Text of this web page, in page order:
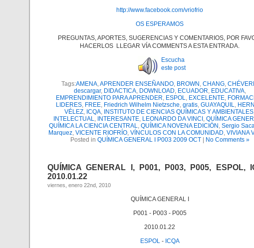
http://www.facebook.com/vriofrio
OS ESPERAMOS
PREGUNTAS, APORTES, SUGERENCIAS Y COMENTARIOS, POR
HACERLOS LLEGAR VÍA COMMENTS A ESTA ENTRADA.
Escucha
este post
Tags:AMENA,APRENDER ENSEÑANDO, BROWN , CHANG,
descargar, DIDACTICA, DOWNLOAD, ECUADOR, EDUCATIVA,
EMPRENDIMIENTO PARA APRENDER, ESPOL, EXCELENTE,
LIDERES, FREE, Friedrich Wilhelm Nietzsche, gratis, GUAYAQUIL,
VÉLEZ, ICQA, INSTITUTO DE CIENCIAS QUÍMICAS Y AMBIENTALES
INTELECTUAL, INTERESANTE, LEONARDO DA VINCI , QUÍMICA
QUÍMICA LA CIENCIA CENTRAL, QUÍMICA NOVENA EDICIÓN , Sergio
Marquez, VICENTE RIOFRÍO, VÍNCULOS CON LA COMUNIDAD, VIVIANA
Posted in QUÍMICA GENERAL I P003 2009 OCT| No Comments »
QUÍMICA GENERAL I, P001, P003, P005, ESPOL,
2010.01.22
viernes, enero 22nd, 2010
QUÍMICA GENERAL I
P001 - P003 - P005
2010.01.22
ESPOL- ICQA